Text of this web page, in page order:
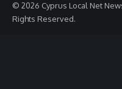
© 2026 Cyprus Local Net
Rights Reserved.